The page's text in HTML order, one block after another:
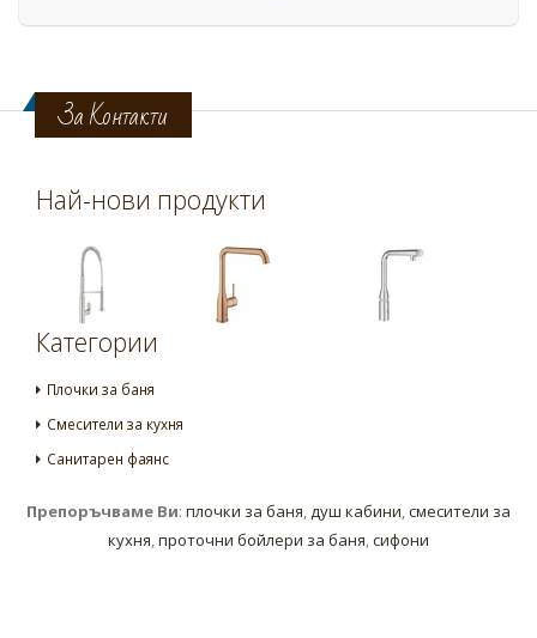
За Контакти
Най-нови продукти
Категории
Плочки за баня
Смесители за кухня
Санитарен фаянс
Препоръчваме Ви: плочки за баня,душ кабини,смесители за
кухня,проточни бойлери за баня,сифони